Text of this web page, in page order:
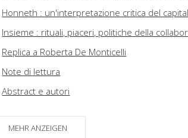
Honneth : un'interpretazione critica del
Insieme : rituali, piaceri, politiche della
Replica a Roberta De Monticelli
Note di lettura
Abstract e autori
MEHR ANZEIGEN